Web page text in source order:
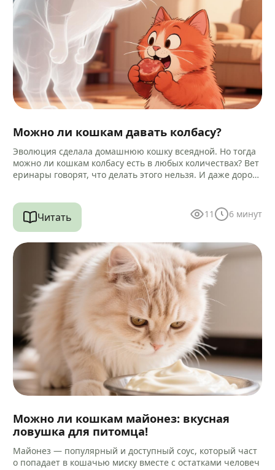
Можно ли кошкам давать колбасу?
Эволюция сделала домашнюю кошку всеядной. Но тогда
можно ли кошкам колбасу есть в любых количествах? Вет
еринары говорят, что делать этого нельзя. И даже дороги
Читать 11 6 минут
Можно ли кошкам майонез: вкусная
ловушка для питомца!
Майонез — популярный и доступный соус, который част
о попадает в кошачью миску вместе с остатками человеч